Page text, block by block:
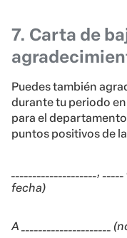
7. Carta de
Puedes también
durante tu periodo
para el
puntos positivos de
____________________,
fecha)
A